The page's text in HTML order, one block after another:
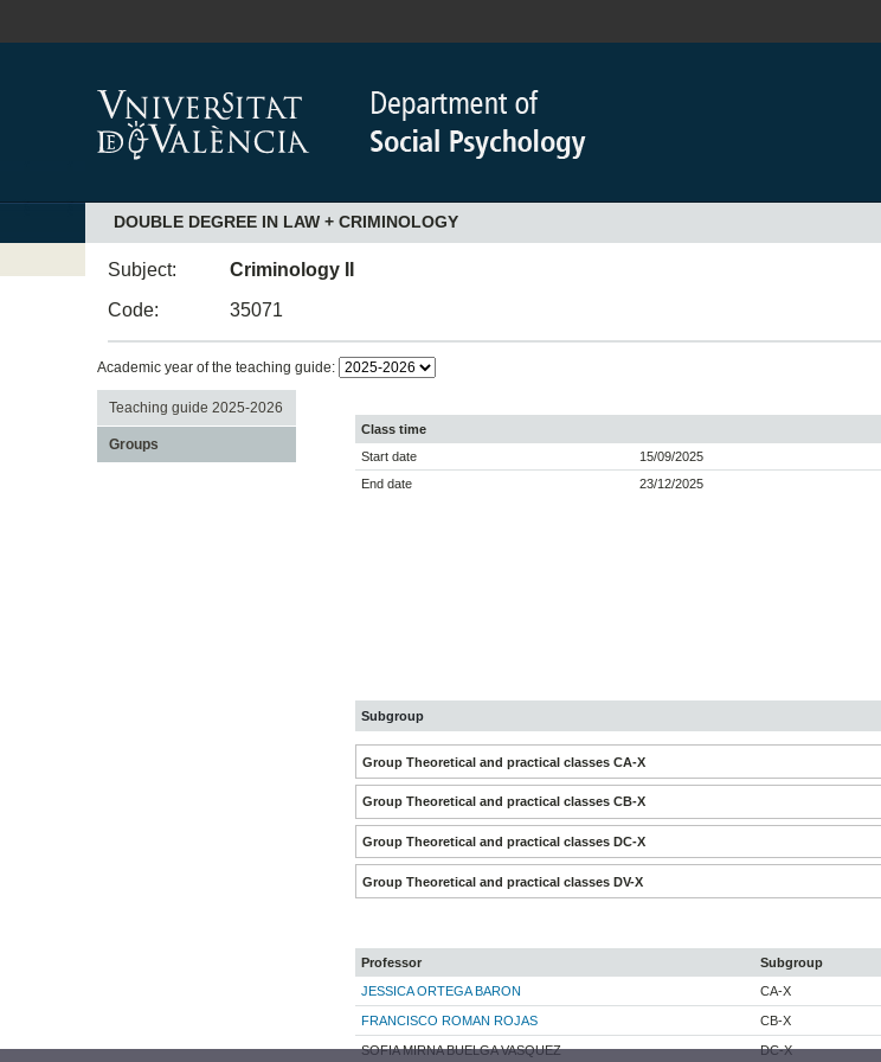
DOUBLE DEGREE IN LAW + CRIMINOLOGY
Subject:
Criminology II
Code:
35071
Academic year of the teaching guide:
Teaching guide 2025-2026
Groups
Class time
Start date
15/09/2025
End date
23/12/2025
Subgroup
Group Theoretical and practical classes CA-X
Group Theoretical and practical classes CB-X
Group Theoretical and practical classes DC-X
Group Theoretical and practical classes DV-X
Professor Subgroup
JESSICA ORTEGA BARON
CA-X
FRANCISCO ROMAN ROJAS CB-X
SOFIA MIRNA BUELGA VASQUEZ DC-X